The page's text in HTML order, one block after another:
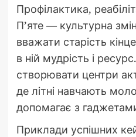
Профілактика,
П’яте — культурна
вважати старість
в ній мудрість і
створювати центри
де літні навчають
допомагає з
Приклади успішних